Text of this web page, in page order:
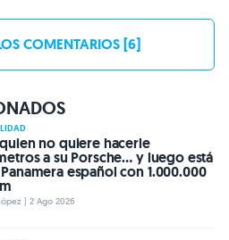
COMENTARIOS [6]
no quiere hacerle
a su Porsche… y luego está
español con 1.000.000
| 2 Ago 2026